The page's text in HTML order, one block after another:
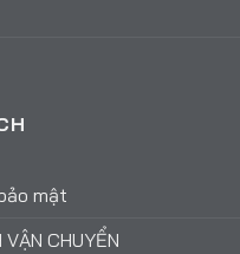
mật
VẬN CHUYỂN